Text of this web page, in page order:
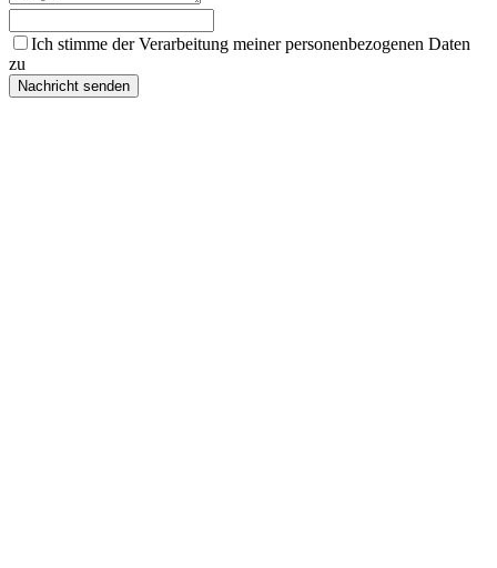
Ich stimme der Verarbeitung meiner personenbezogenen Daten
zu
Nachricht senden